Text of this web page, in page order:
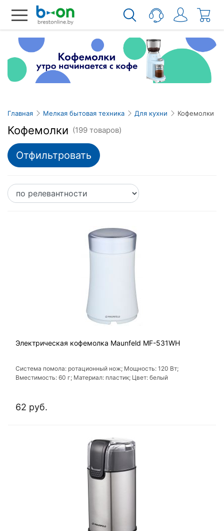
Главная Мелкая бытовая техника Для кухни Кофемолки
Кофемолки (199 товаров)
Отфильтровать
Электрическая кофемолка Maunfeld MF-531WH
Система помола: ротационный нож; Мощность: 120 Вт;
Вместимость: 60 г; Материал: пластик; Цвет: белый
62 руб.